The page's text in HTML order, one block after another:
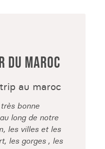
DU MAROC
au maroc
bonne
long de notre
les villes et les
les gorges , les